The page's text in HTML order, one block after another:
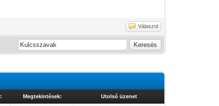
Válaszol
Megtekintések: Utolsó üzenet